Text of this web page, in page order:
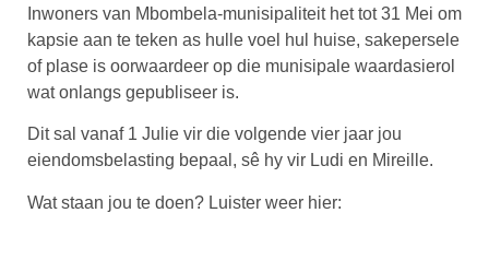
Inwoners van Mbombela-munisipaliteit het tot 31 Mei om
kapsie aan te teken as hulle voel hul huise, sakepersele
of plase is oorwaardeer op die munisipale waardasierol
wat onlangs gepubliseer is.
Dit sal vanaf 1 Julie vir die volgende vier jaar jou
eiendomsbelasting bepaal, sê hy vir Ludi en Mireille.
Wat staan jou te doen? Luister weer hier: